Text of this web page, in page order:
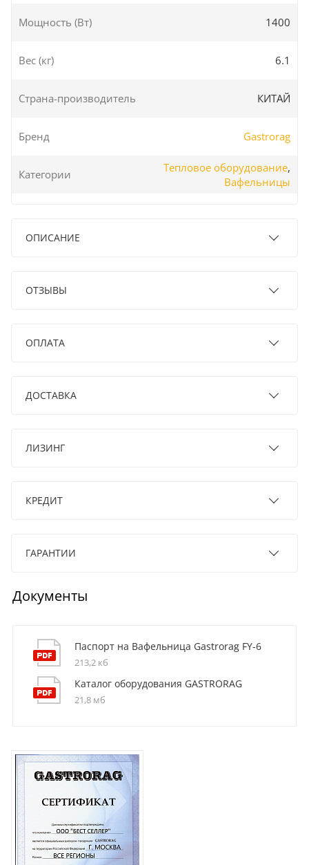
Мощность (Вт) 1400
Вес (кг) 6.1
Страна-производитель КИТАЙ
Бренд Gastrorag
Категории
Тепловое оборудование,
Вафельницы
ОПИСАНИЕ
ОТЗЫВЫ
ОПЛАТА
ДОСТАВКА
ЛИЗИНГ
КРЕДИТ
ГАРАНТИИ
Документы
Паспорт на Вафельница Gastrorag FY-6
213,2 кб
Каталог оборудования GASTRORAG
21,8 мб